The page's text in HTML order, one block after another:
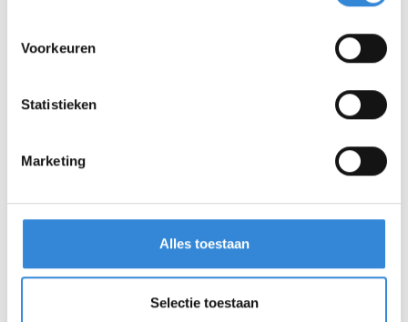
Voorkeuren
Statistieken
Marketing
Alles toestaan
Selectie toestaan
Thema
Aanmelden is niet meer mogelijk.
Download hier de poster